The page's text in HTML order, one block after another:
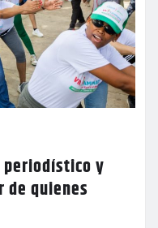
periodístico y
quienes